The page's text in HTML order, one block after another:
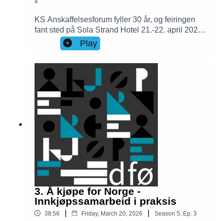
KS Anskaffelsesforum fyller 30 år, og feiringen
fant sted på Sola Strand Hotel 21.-22. april 2026.
Å kjøpe for Norges Fredrik Mortensen var til
stede på forumet og tok en prat med deltakere
nå.På programmet sto kunstig intelligens i
anskaffelsesprosessen, ny anskaffelseslov,
sikkerhet og beredskap og strategisk
innkjøpsledelse. I denne episoden deler
deltakerne noen inntrykk og refleksjoner fra to
innholdsrike dager.Velkommen til en litt
annerledes episode av Å kjøpe for Norge!
Play
3. Å kjøpe for Norge -
Innkjøpssamarbeid i praksis
38:56 Friday, March 20, 2026 Season 5, Ep. 3